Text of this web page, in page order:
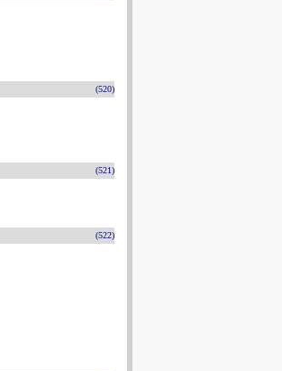
(520)
(521)
(522)